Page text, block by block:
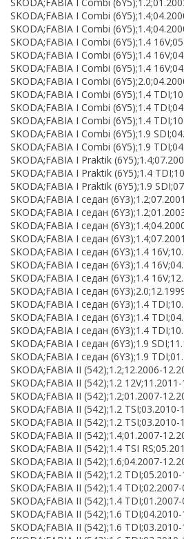
SKODA;FABIA I Combi
SKODA;FABIA I Combi
SKODA;FABIA I Combi (6Y5);1.4
SKODA;FABIA I Combi (6Y5);1.4
SKODA;FABIA I Combi (6Y5);1.4
SKODA;FABIA I Combi
SKODA;FABIA I Combi (6Y5);1.4
SKODA;FABIA I Combi (6Y5);1.4
SKODA;FABIA I Combi (6Y5);1.4
SKODA;FABIA I Combi (6Y5);1.9
SKODA;FABIA I Combi (6Y5);1.9
SKODA;FABIA I Praktik
SKODA;FABIA I Praktik (6Y5);1.4
SKODA;FABIA I Praktik (6Y5);1.9
SKODA;FABIA I седан
SKODA;FABIA I седан
SKODA;FABIA I седан
SKODA;FABIA I седан
SKODA;FABIA I седан (6Y3);1.4
SKODA;FABIA I седан (6Y3);1.4
SKODA;FABIA I седан (6Y3);1.4
SKODA;FABIA I седан
SKODA;FABIA I седан (6Y3);1.4
SKODA;FABIA I седан (6Y3);1.4
SKODA;FABIA I седан (6Y3);1.4
SKODA;FABIA I седан (6Y3);1.9
SKODA;FABIA I седан (6Y3);1.9
SKODA;FABIA II (542);1.2;12.2006-
SKODA;FABIA II (542);1.2
SKODA;FABIA II (542);1.2;01.2007-
SKODA;FABIA II (542);1.2
SKODA;FABIA II (542);1.2
SKODA;FABIA II (542);1.4;01.2007-
SKODA;FABIA II (542);1.4 TSI
SKODA;FABIA II (542);1.6;04.2007-
SKODA;FABIA II (542);1.2
SKODA;FABIA II (542);1.4
SKODA;FABIA II (542);1.4
SKODA;FABIA II (542);1.6
SKODA;FABIA II (542);1.6